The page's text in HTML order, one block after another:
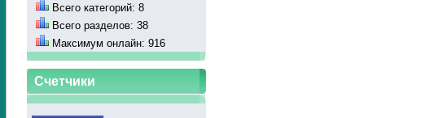
Всего категорий: 8
Всего разделов: 38
Максимум онлайн: 916
Счетчики